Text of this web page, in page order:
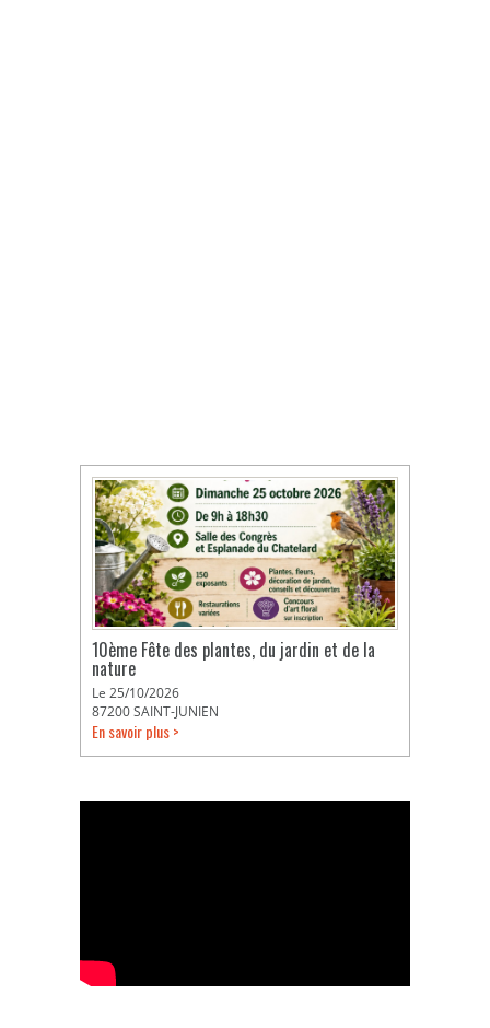
10ème Fête des plantes, du jardin et de la
nature
Le 25/10/2026
87200 SAINT-JUNIEN
En savoir plus >